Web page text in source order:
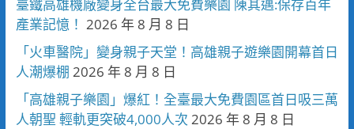
臺鐵高雄機廠變身全台最大免費樂園 陳其邁:保存百年
產業記憶！ 2026 年 8 月 8 日
「火車醫院」變身親子天堂！高雄親子遊樂園開幕首日
人潮爆棚 2026 年 8 月 8 日
「高雄親子樂園」爆紅！全臺最大免費園區首日吸三萬
人朝聖 輕軌更突破4,000人次 2026 年 8 月 8 日